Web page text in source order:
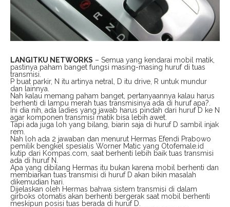
LANGITKU NETWORKS – Semua yang kendarai mobil matik,
pastinya paham banget fungsi masing-masing huruf di tuas
transmisi.
P buat parkir, N itu artinya netral, D itu drive, R untuk mundur
dan lainnya.
Nah kalau memang paham banget, pertanyaannya kalau harus
berhenti di lampu merah tuas transmisinya ada di huruf apa?.
Ini dia nih, ada ladies yang jawab harus pindah dari huruf D ke N
agar komponen transmisi matik bisa lebih awet.
Tapi ada juga loh yang bilang, biarin saja di huruf D sambil injak
rem.
Nah loh ada 2 jawaban dan menurut Hermas Efendi Prabowo
pemilik bengkel spesialis Worner Matic yang Otofemale.id
kutip dari Kompas.com, saat berhenti lebih baik tuas transmisi
ada di huruf N.
Apa yang dibilang Hermas itu bukan karena mobil berhenti dan
membiarkan tuas transmisi di huruf D akan bikin masalah
dikemudian hari.
Dijelaskan oleh Hermas bahwa sistem transmisi di dalam
girboks otomatis akan berhenti bergerak saat mobil berhenti
meskipun posisi tuas berada di huruf D.